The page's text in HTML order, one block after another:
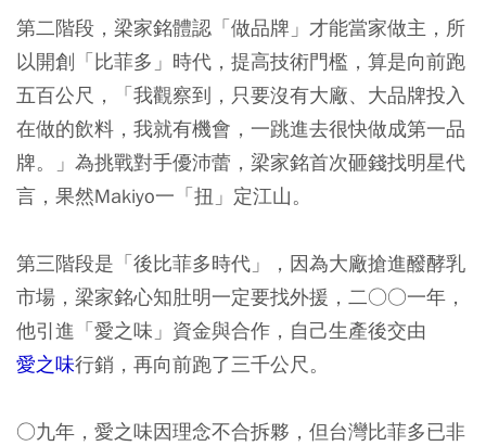
第二階段，梁家銘體認「做品牌」才能當家做主，所
以開創「比菲多」時代，提高技術門檻，算是向前跑
五百公尺，「我觀察到，只要沒有大廠、大品牌投入
在做的飲料，我就有機會，一跳進去很快做成第一品
牌。」為挑戰對手優沛蕾，梁家銘首次砸錢找明星代
言，果然Makiyo一「扭」定江山。
第三階段是「後比菲多時代」，因為大廠搶進醱酵乳
市場，梁家銘心知肚明一定要找外援，二○○一年，
他引進「愛之味」資金與合作，自己生產後交由
愛之味行銷，再向前跑了三千公尺。
○九年，愛之味因理念不合拆夥，但台灣比菲多已非